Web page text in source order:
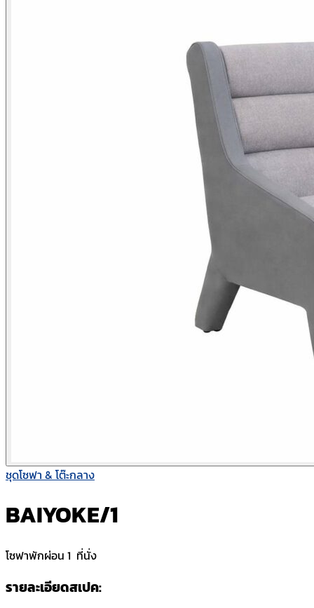
ชุดโซฟา & โต๊ะกลาง
BAIYOKE/1
โซฟาพักผ่อน 1 ที่นั่ง
รายละเอียดสเปค: